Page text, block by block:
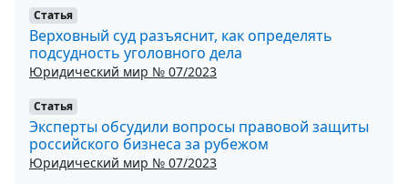
Статья
Верховный суд разъяснит, как определять
подсудность уголовного дела
Юридический мир № 07/2023
Статья
Эксперты обсудили вопросы правовой защиты
российского бизнеса за рубежом
Юридический мир № 07/2023